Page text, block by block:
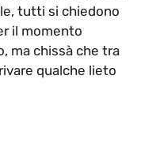
tutti si chiedono
il momento
ma chissà che tra
qualche lieto